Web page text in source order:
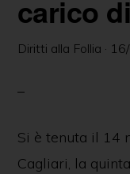
carico
Diritti alla Follia ·
Si è tenuta il 14
Cagliari, la